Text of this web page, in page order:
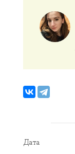
Дата